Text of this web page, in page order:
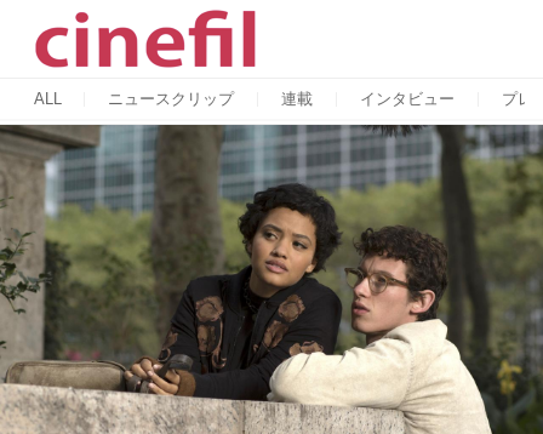
ALL ニュースクリップ 連載 インタビュー プレ